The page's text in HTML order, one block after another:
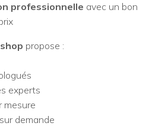
professionnelle avec un bon
propose :
experts
mesure
demande